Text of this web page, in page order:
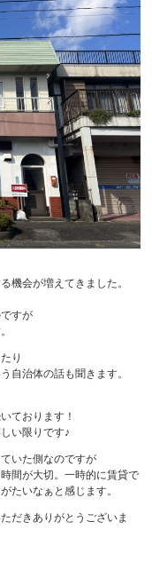
機会が増えてきました。
すが
り
自治体の話も聞きます。
ております！
い限りです♪
いた側なのですが
間が大切。一時的に賃貸で
たいなぁと感じます。
だきありがとうございま